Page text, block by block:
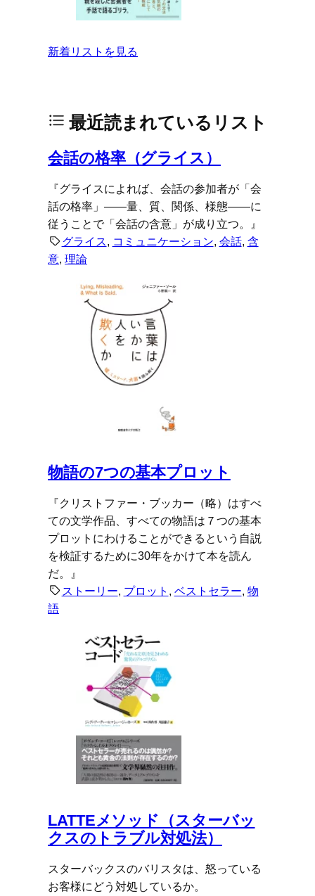
新着リストを見る
最近読まれているリスト
会話の格率（グライス）
『グライスによれば、会話の参加者が「会
話の格率」――量、質、関係、様態――に
従うことで「会話の含意」が成り立つ。』
グライス, コミュニケーション, 会話, 含
意, 理論
物語の7つの基本プロット
『クリストファー・ブッカー（略）はすべ
ての文学作品、すべての物語は７つの基本
プロットにわけることができるという自説
を検証するために30年をかけて本を読ん
だ。』
ストーリー, プロット , ベストセラー, 物
語
LATTEメソッド（スターバッ
クスのトラブル対処法）
スターバックスのバリスタは、怒っている
お客様にどう対処しているか。